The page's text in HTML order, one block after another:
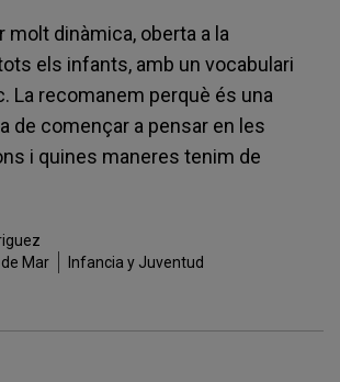
molt dinàmica, oberta a la
els infants, amb un vocabulari
La recomanem perquè és una
de començar a pensar en les
i quines maneres tenim de
Mar
Infancia y Juventud